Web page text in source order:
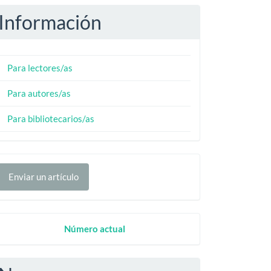
Información
Para lectores/as
Para autores/as
Para bibliotecarios/as
Enviar un artículo
NumeroNúmero actual